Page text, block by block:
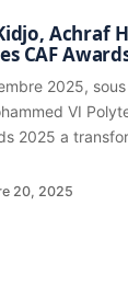
Achraf
CAF
2025,
VI
2025 a
20, 2025